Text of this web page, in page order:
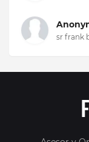
sr frank